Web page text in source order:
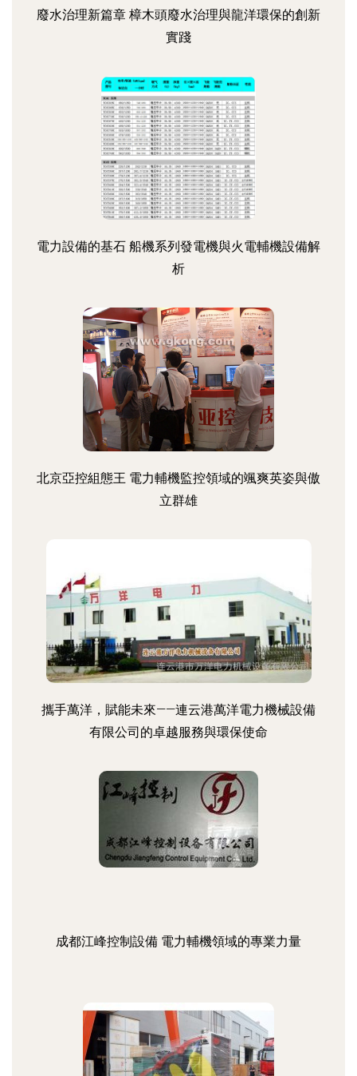
廢水治理新篇章 樟木頭廢水治理與龍洋環保的創新
實踐
電力設備的基石 船機系列發電機與火電輔機設備解
析
北京亞控組態王 電力輔機監控領域的颯爽英姿與傲
立群雄
攜手萬洋，賦能未來——連云港萬洋電力機械設備
有限公司的卓越服務與環保使命
成都江峰控制設備 電力輔機領域的專業力量